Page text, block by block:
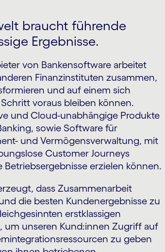
braucht führende
Ergebnisse.
von Bankensoftware arbeitet
Finanzinstituten zusammen,
und auf einem sich
voraus bleiben können.
und Cloud-unabhängige Produkte
sowie Software für
und Vermögensverwaltung, mit
Customer Journeys
erzielen können.
dass Zusammenarbeit
die besten Kundenergebnisse zu
erstklassigen
um unseren Kund:innen Zugriff auf
zu geben